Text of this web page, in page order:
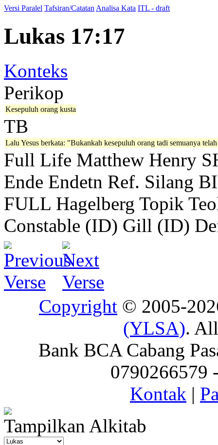
Versi Paralel Tafsiran/Catatan Analisa Kata ITL - draft
Lukas 17:17
Konteks
Perikop
Kesepuluh orang kusta
TB
Lalu Yesus berkata: "Bukankah kesepuluh orang tadi semuanya
Full Life Matthew Henry
Ende Endetn Ref. Silang
FULL Hagelberg Topik
Constable (ID) Gill (ID)
Copyright © 2005-
(YLSA).
Bank BCA Cabang
0790266579
Kontak |
Tampilkan Alkitab